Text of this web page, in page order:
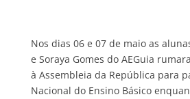
Nos dias 06 e 07 de maio as
e Soraya Gomes do AEGuia
à Assembleia da República para
Nacional do Ensino Básico